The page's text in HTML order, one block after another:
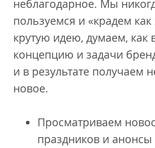
неблагодарное. Мы
пользуемся и «крадем
крутую идею, думаем, как
концепцию и задачи
и в результате получаем
новое.
Просматриваем
праздников и